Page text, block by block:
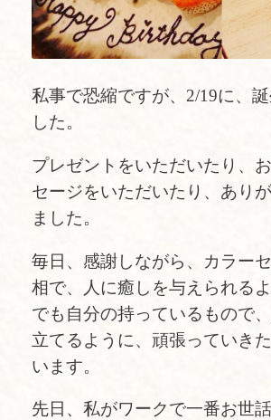
私事で恐縮ですが、2/19に、
した。
プレゼントをいただいたり、
セージをいただいたり、あり
ました。
毎日、感謝しながら、カラー
相で、人に癒しを与えられる
でも自分の持っているもので
立てるように、頑張っていき
います。
先日、私がワークで一番お世